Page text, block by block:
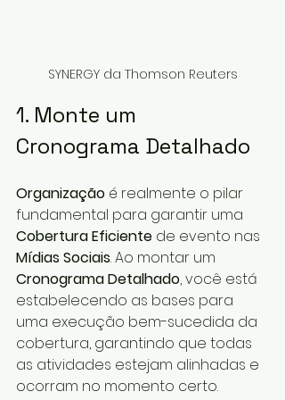
SYNERGY da Thomson Reuters
1. Monte um
Cronograma Detalhado
Organização é realmente o pilar
fundamental para garantir uma
Cobertura Eficiente de evento nas
Mídias Sociais. Ao montar um
Cronograma Detalhado, você está
estabelecendo as bases para
uma execução bem-sucedida da
cobertura, garantindo que todas
as atividades estejam alinhadas e
ocorram no momento certo.